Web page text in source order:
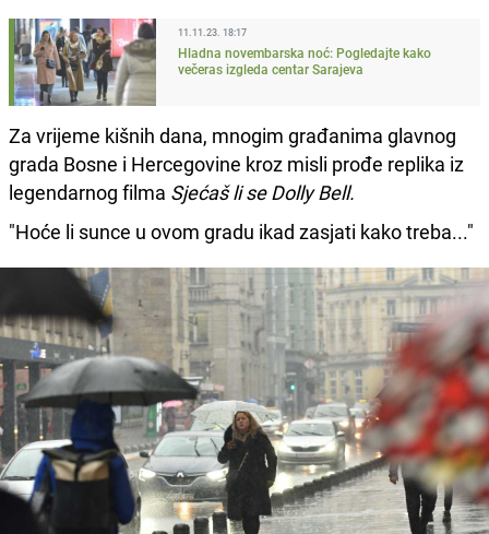
11.11.23. 18:17
Hladna novembarska noć: Pogledajte kako
večeras izgleda centar Sarajeva
Za vrijeme kišnih dana, mnogim građanima glavnog
grada Bosne i Hercegovine kroz misli prođe replika iz
legendarnog filma Sjećaš li se Dolly Bell.
"Hoće li sunce u ovom gradu ikad zasjati kako treba..."